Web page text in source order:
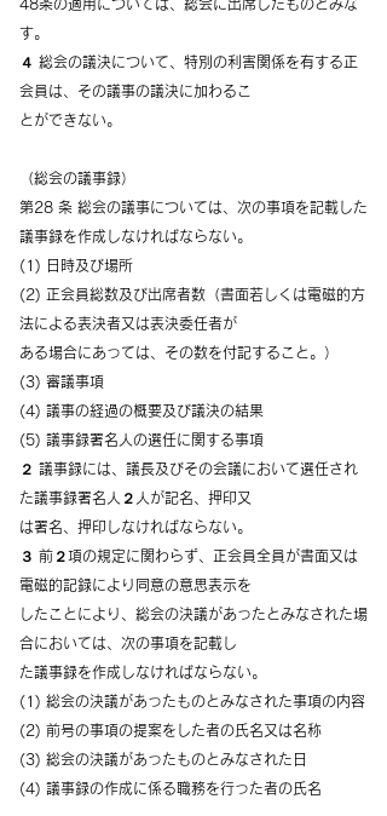
48条の適用については、総会に出席したものとみな
す。
４ 総会の議決について、特別の利害関係を有する正
会員は、その議事の議決に加わるこ
とができない。
（総会の議事録）
第28 条 総会の議事については、次の事項を記載した
議事録を作成しなければならない。
(1) 日時及び場所
(2) 正会員総数及び出席者数（書面若しくは電磁的方
法による表決者又は表決委任者が
ある場合にあっては、その数を付記すること。）
(3) 審議事項
(4) 議事の経過の概要及び議決の結果
(5) 議事録署名人の選任に関する事項
２ 議事録には、議長及びその会議において選任され
た議事録署名人２人が記名、押印又
は署名、押印しなければならない。
３ 前２項の規定に関わらず、正会員全員が書面又は
電磁的記録により同意の意思表示を
したことにより、総会の決議があったとみなされた場
合においては、次の事項を記載し
た議事録を作成しなければならない。
(1) 総会の決議があったものとみなされた事項の内容
(2) 前号の事項の提案をした者の氏名又は名称
(3) 総会の決議があったものとみなされた日
(4) 議事録の作成に係る職務を行った者の氏名